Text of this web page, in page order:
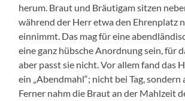
herum. Braut und Bräutigam sitzen
während der Herr etwa den Ehrenplatz
einnimmt. Das mag für eine
eine ganz hübsche Anordnung sein, für
aber passt sie nicht. Vor allem fand das
ein „Abendmahl“; nicht bei Tag,
Ferner nahm die Braut an der Mahlzeit